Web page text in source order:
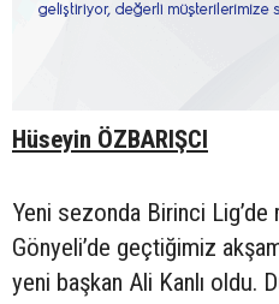
Hüseyin ÖZBARIŞCI
Yeni sezonda Birinci
Gönyeli’de geçtiğimiz
yeni başkan Ali Kanlı oldu.